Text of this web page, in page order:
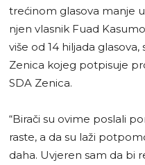
trećinom glasova manje
njen vlasnik Fuad
više od 14 hiljada
Zenica kojeg potpisuje
SDA Zenica.
“Birači su ovime poslali
raste, a da su laži
daha. Uvjeren sam da bi